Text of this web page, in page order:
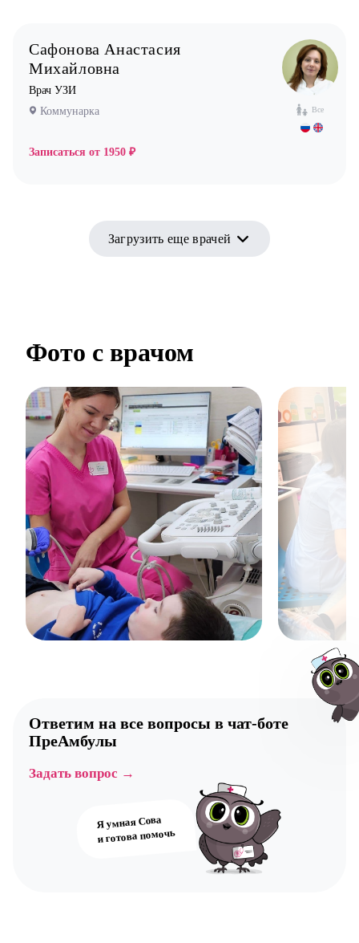
Все
Сафонова Анастасия
Михайловна
Врач УЗИ
Коммунарка
Записаться от 1950 ₽
Загрузить еще врачей
Фото с врачом
Ответим на все вопросы в чат-боте
ПреАмбулы
Задать вопрос →
Я умная Сова
и готова помочь